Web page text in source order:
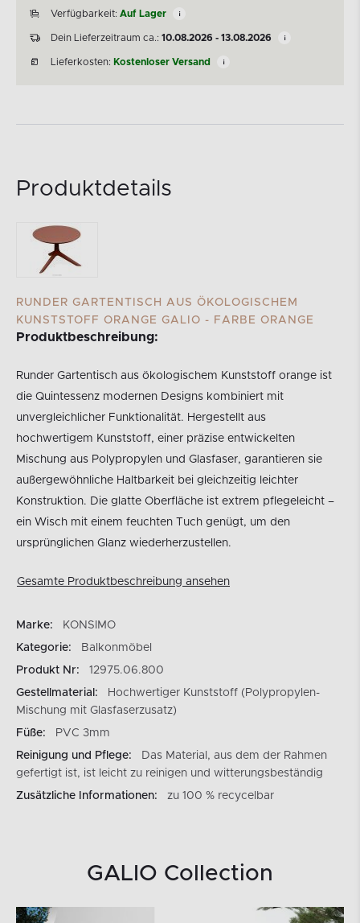
Verfügbarkeit: Auf Lager
Dein Lieferzeitraum ca.: 10.08.2026 - 13.08.2026
Lieferkosten: Kostenloser Versand
Produktdetails
RUNDER GARTENTISCH AUS ÖKOLOGISCHEM
KUNSTSTOFF ORANGE GALIO - FARBE ORANGE
Produktbeschreibung:
Runder Gartentisch aus ökologischem Kunststoff orange ist
die Quintessenz modernen Designs kombiniert mit
unvergleichlicher Funktionalität. Hergestellt aus
hochwertigem Kunststoff, einer präzise entwickelten
Mischung aus Polypropylen und Glasfaser, garantieren sie
außergewöhnliche Haltbarkeit bei gleichzeitig leichter
Konstruktion. Die glatte Oberfläche ist extrem pflegeleicht –
ein Wisch mit einem feuchten Tuch genügt, um den
ursprünglichen Glanz wiederherzustellen.
Gesamte Produktbeschreibung ansehen
Marke:
KONSIMO
Kategorie:
Balkonmöbel
Produkt Nr:
12975.06.800
Gestellmaterial:
Hochwertiger Kunststoff (Polypropylen-
Mischung mit Glasfaserzusatz)
Füße:
PVC 3mm
Reinigung und Pflege:
Das Material, aus dem der Rahmen
gefertigt ist, ist leicht zu reinigen und witterungsbeständig
Zusätzliche Informationen:
zu 100 % recycelbar
GALIO Collection